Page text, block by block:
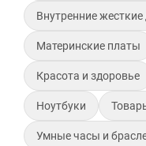
Внутренние жесткие
Материнские платы
Красота и здоровье
Ноутбуки
Умные часы и